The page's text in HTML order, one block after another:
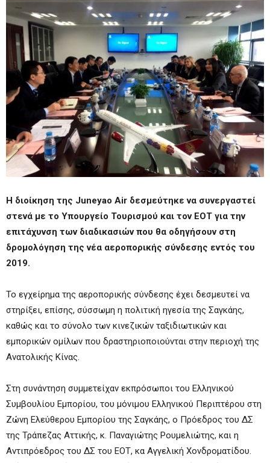
Η διοίκηση της Juneyao Air δεσμεύτηκε να συνεργαστεί
στενά με το Υπουργείο Τουρισμού και τον ΕΟΤ για την
επιτάχυνση των διαδικασιών που θα οδηγήσουν στη
δρομολόγηση της νέα αεροπορικής σύνδεσης εντός του
2019.
Το εγχείρημα της αεροπορικής σύνδεσης έχει δεσμευτεί να
στηρίξει, επίσης, σύσσωμη η πολιτική ηγεσία της Σαγκάης,
καθώς και το σύνολο των κινεζικών ταξιδιωτικών και
εμπορικών ομίλων που δραστηριοποιούνται στην περιοχή της
Ανατολικής Κίνας.
Στη συνάντηση συμμετείχαν εκπρόσωποι του Ελληνικού
Συμβουλίου Εμπορίου, του μόνιμου Ελληνικού Περιπτέρου στη
Ζώνη Ελεύθερου Εμπορίου της Σαγκάης, ο Πρόεδρος του ΔΣ
της Τράπεζας Αττικής, κ. Παναγιώτης Ρουμελιώτης, και η
Αντιπρόεδρος του ΔΣ του ΕΟΤ, κα Αγγελική Χονδροματίδου.